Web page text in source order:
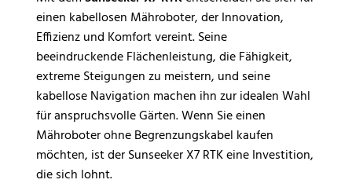
einen kabellosen Mähroboter, der Innovation,
Effizienz und Komfort vereint. Seine
beeindruckende Flächenleistung, die Fähigkeit,
extreme Steigungen zu meistern, und seine
kabellose Navigation machen ihn zur idealen Wahl
für anspruchsvolle Gärten. Wenn Sie einen
Mähroboter ohne Begrenzungskabel kaufen
möchten, ist der Sunseeker X7 RTK eine Investition,
die sich lohnt.